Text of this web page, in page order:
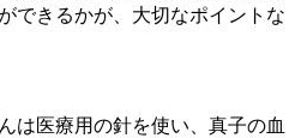
できるかが、大切なポイントな
は医療用の針を使い、真子の血